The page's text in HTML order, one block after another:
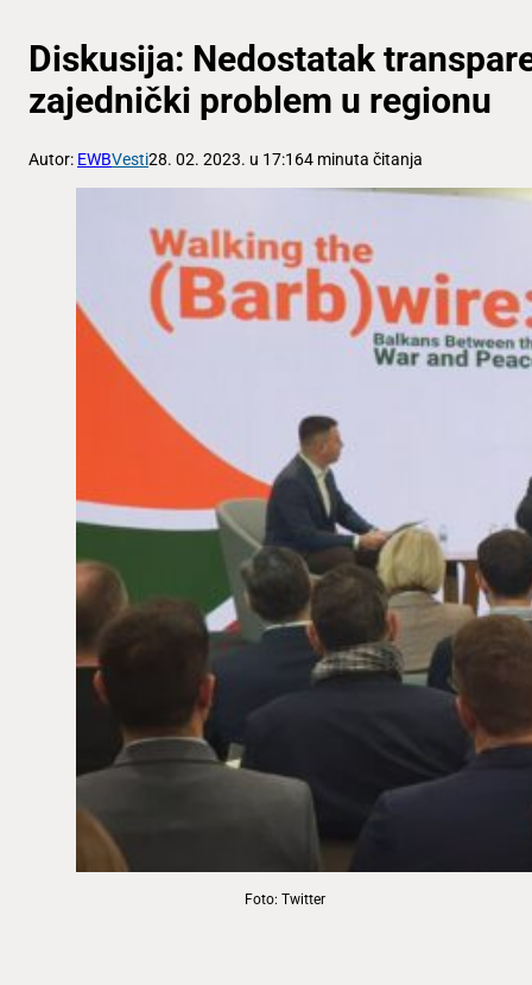
Diskusija: Nedostatak
zajednički problem u regionu
Autor: EWBVesti28. 02. 2023. u 17:164 minuta čitanja
Foto: Twitter